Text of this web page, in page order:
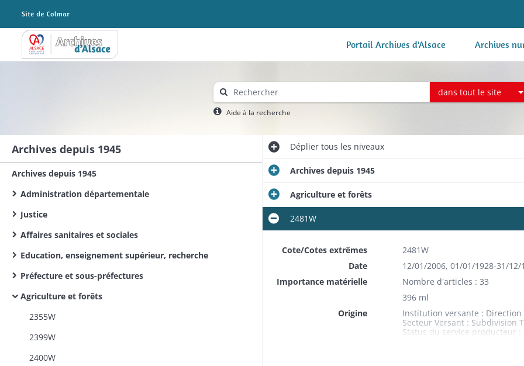
Archives Alsace - Colmar Portail Archives d'Alsace Archives
dans tout le site
Aide à la recherche
Archives depuis 1945
Archives depuis 1945
Administration départementale
Justice
Affaires sanitaires et sociales
Education, enseignement supérieur, recherche
Préfecture et sous-préfectures
Agriculture et forêts
2355W
2399W
2400W
Dépliertous les niveaux
Archives depuis 1945
Agriculture et forêts
2481W
Cote/Cotes extrêmes
2481W
Date
12/01/2006, 01/01/1928-31/12/
Importance matérielle
Nombre d'articles : 33
396 ml
Origine
Institution versante :
Secteur Versant : Subdivision
Status du service producteur